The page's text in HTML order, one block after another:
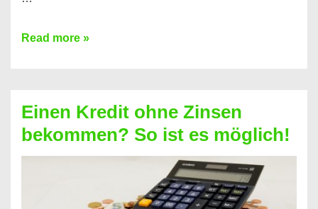
Ist
Festvertrag
für
jeden
Read more »
Einen Kredit ohne Zinsen
bekommen? So ist es möglich!